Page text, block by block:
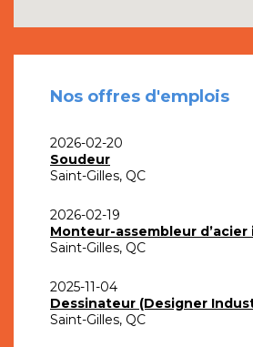
Nos offres d'emplois
2026-02-20
Soudeur
Saint-Gilles, QC
2026-02-19
Monteur-assembleur d’acier
Saint-Gilles, QC
2025-11-04
Dessinateur (Designer
Saint-Gilles, QC